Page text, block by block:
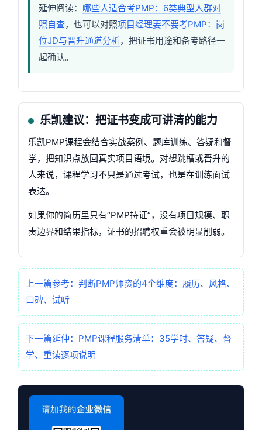
延伸阅读： 哪些人适合考PMP：6类典型人群对
照自查，也可以对照项目经理要不要考PMP：岗
位JD与晋升通道分析，把证书用途和备考路径一
起确认。
乐凯建议：把证书变成可讲清的能力
乐凯PMP课程会结合实战案例、题库训练、答疑和督
学，把知识点放回真实项目语境。对想跳槽或晋升的
人来说，课程学习不只是通过考试，也是在训练面试
表达。
如果你的简历里只有“PMP持证”，没有项目规模、职
责边界和结果指标，证书的招聘权重会被明显削弱。
上一篇参考：判断PMP师资的4个维度：履历、风格、
口碑、试听
下一篇延伸：PMP课程服务清单：35学时、答疑、督
学、重读逐项说明